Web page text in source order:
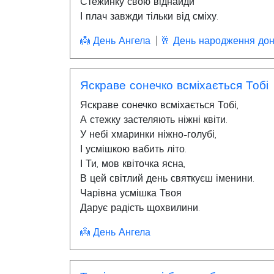
І плач завжди тільки від сміху.
👼 День Ангела 🥂 День народження
Яскраве сонечко всміхається Тобі
Яскраве сонечко всміхається Тобі,
А стежку застеляють ніжні квіти.
У небі хмаринки ніжно-голубі,
І усмішкою вабить літо.
І Ти, мов квіточка ясна,
В цей світлий день святкуєш іменини.
Чарівна усмішка Твоя
Дарує радість щохвилини.
👼 День Ангела